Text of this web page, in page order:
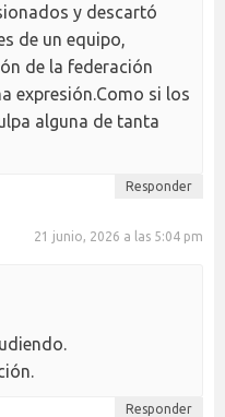
y descartó
de un equipo,
de la federación
expresión.Como si los
alguna de tanta
Responder
21 junio, 2026 a las 5:04 pm
Responder